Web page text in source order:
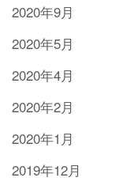
2020年9月
2020年5月
2020年4月
2020年2月
2020年1月
2019年12月